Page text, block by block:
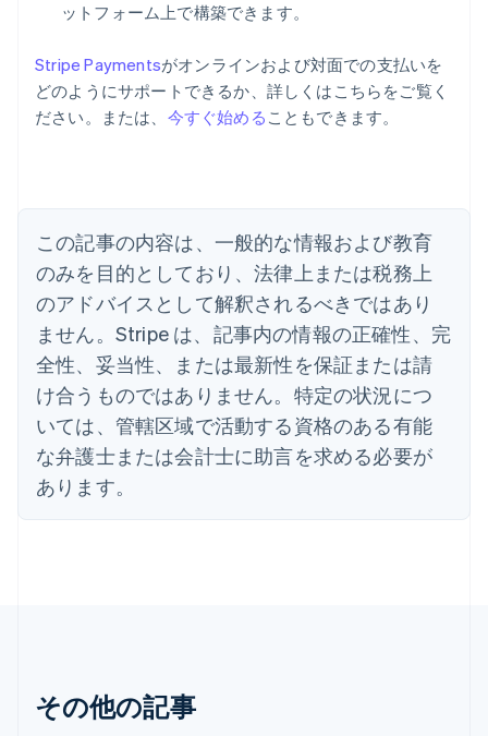
ットフォーム上で構築できます。
Stripe Paymentsがオンラインおよび対面での支払いを
どのようにサポートできるか、詳しくはこちらをご覧く
ださい。または、 今すぐ始める こともできます。
この記事の内容は、一般的な情報および教育
のみを目的としており、法律上または税務上
のアドバイスとして解釈されるべきではあり
ません。Stripe は、記事内の情報の正確性、完
全性、妥当性、または最新性を保証または請
け合うものではありません。特定の状況につ
いては、管轄区域で活動する資格のある有能
な弁護士または会計士に助言を求める必要が
あります。
その他の記事
アイルランド
English
イギリス
English
イタリア
Italiano English
インド
English
エストニア
English
オーストラリア
English
オーストリア
DeutschEnglish
オランダ
クロアチア
English Italiano